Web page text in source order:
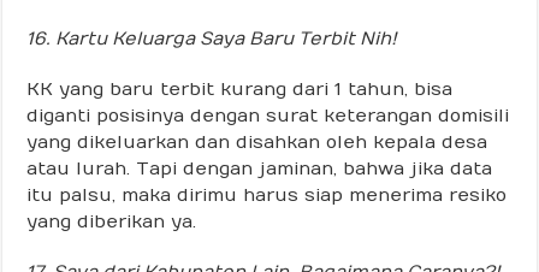
16. Kartu Keluarga Saya Baru Terbit Nih!
KK yang baru terbit kurang dari 1 tahun, bisa
diganti posisinya dengan surat keterangan domisili
yang dikeluarkan dan disahkan oleh kepala desa
atau lurah. Tapi dengan jaminan, bahwa jika data
itu palsu, maka dirimu harus siap menerima resiko
yang diberikan ya.